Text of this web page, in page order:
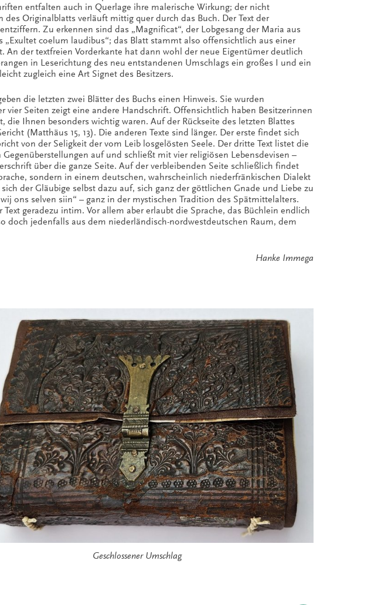
entfalten auch in Querlage ihre malerische Wirkung; der nicht
des Originalblatts verläuft mittig quer durch das Buch. Der Text der
Zu erkennen sind das „Magnificat“, der Lobgesang der Maria aus
coelum laudibus“; das Blatt stammt also offensichtlich aus einer
der textfreien Vorderkante hat dann wohl der neue Eigentümer deutlich
in Leserichtung des neu entstandenen Umschlags ein großes I und ein
zugleich eine Art Signet des Besitzers.
die letzten zwei Blätter des Buchs einen Hinweis. Sie wurden
vier Seiten zeigt eine andere Handschrift. Offensichtlich haben Besitzerinnen
die Ihnen besonders wichtig waren. Auf der Rückseite des letzten Blattes
(Matthäus 15, 13). Die anderen Texte sind länger. Der erste findet sich
von der Seligkeit der vom Leib losgelösten Seele. Der dritte Text listet die
auf und schließt mit vier religiösen Lebensdevisen –
über die ganze Seite. Auf der verbleibenden Seite schließlich findet
sondern in einem deutschen, wahrscheinlich niederfränkischen Dialekt
der Gläubige selbst dazu auf, sich ganz der göttlichen Gnade und Liebe zu
ons selven siin“ – ganz in der mystischen Tradition des Spätmittelalters.
geradezu intim. Vor allem aber erlaubt die Sprache, das Büchlein endlich
jedenfalls aus dem niederländisch-nordwestdeutschen Raum, dem
Hanke Immega
Geschlossener Umschlag